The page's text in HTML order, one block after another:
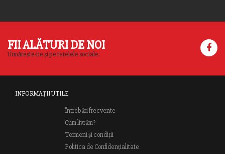
FII ALĂTURI DE NOI
Urmărește-ne și pe rețelele sociale.
INFORMAȚII UTILE
Întrebări frecvente
Cum livrăm?
Termeni și condiții
Politica de Confidențialitate